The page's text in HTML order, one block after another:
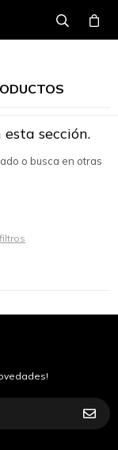
esta sección.
o busca en otras